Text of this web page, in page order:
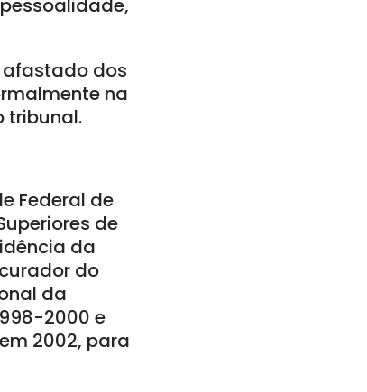
afastado dos
na
tribunal.
Federal de
de
da
do
da
2000 e
2002, para